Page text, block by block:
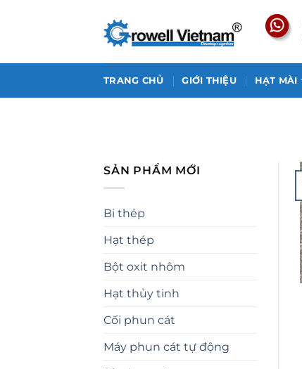
TRANG CHỦ GIỚI THIỆU HẠT MÀI
SẢN PHẨM MỚI
Bi thép
Hạt thép
Bột oxit nhôm
Hạt thủy tinh
Cối phun cát
Máy phun cát tự động